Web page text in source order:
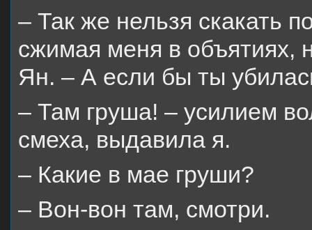
– Так же нельзя скакать
сжимая меня в объятиях,
Ян. – А если бы ты
– Там груша! – усилием
смеха, выдавила я.
– Какие в мае груши?
– Вон-вон там, смотри.